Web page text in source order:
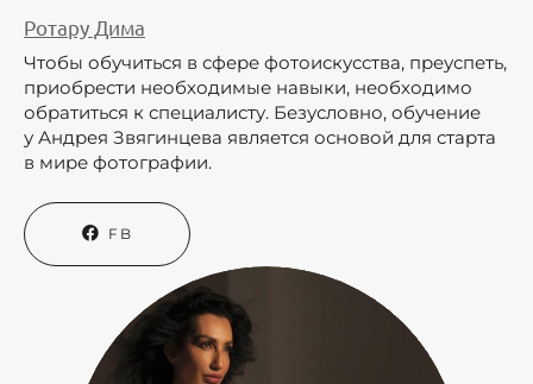
Ротару Дима
Чтобы обучиться в сфере фотоискусства, преуспеть,
приобрести необходимые навыки, необходимо
обратиться к специалисту. Безусловно, обучение
у Андрея Звягинцева является основой для старта
в мире фотографии.
FB